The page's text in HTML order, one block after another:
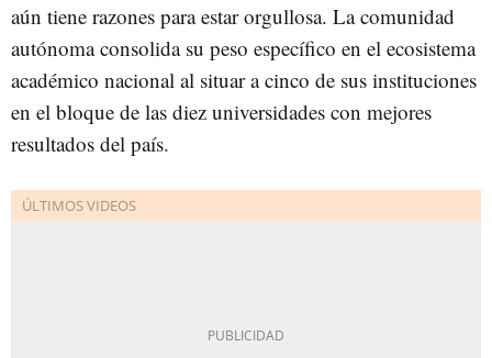
aún tiene razones para estar orgullosa. La comunidad
autónoma consolida su peso específico en el ecosistema
académico nacional al situar a cinco de sus instituciones
en el bloque de las diez universidades con mejores
resultados del país.